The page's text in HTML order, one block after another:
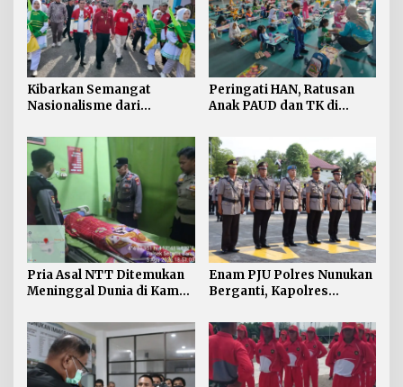
Kibarkan Semangat
Nasionalisme dari
Merah Putih 81 Meter
Dibentangkan di Sebatik
Peringati HAN, Ratusan
Anak PAUD dan TK di
Lomba Menggambar dan
Mewarnai
Pria Asal NTT Ditemukan
Meninggal Dunia di Kamar
Enam PJU Polres Nunukan
Berganti, Kapolres
Personel